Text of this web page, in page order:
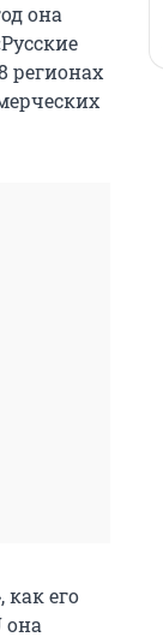
она
регионах
как его
она